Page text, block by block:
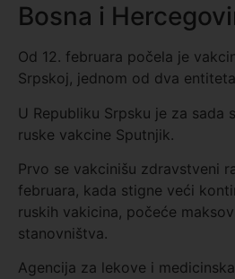
Bosna i
Od 12. februara počela je
Srpskoj, jednom od dva
U Republiku Srpsku je za sada
ruske vakcine Sputnjik.
Prvo se vakcinišu zdravstveni
februara, kada stigne veći
ruskih vakicina, počeće
stanovništva.
Agencija za lekove i